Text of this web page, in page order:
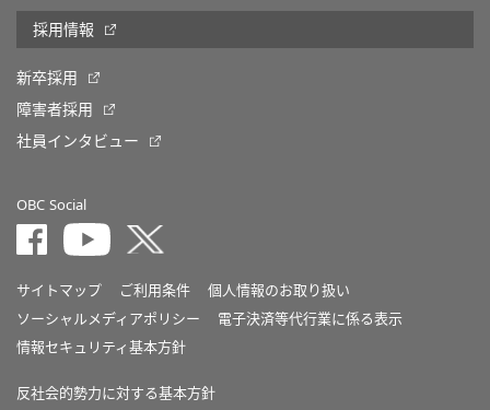
採用情報
新卒採用
障害者採用
社員インタビュー
OBC Social
サイトマップ ご利用条件
個人情報のお取り扱い
ソーシャルメディアポリシー
電子決済等代行業に係る表示
情報セキュリティ基本方針
反社会的勢力に対する基本方針